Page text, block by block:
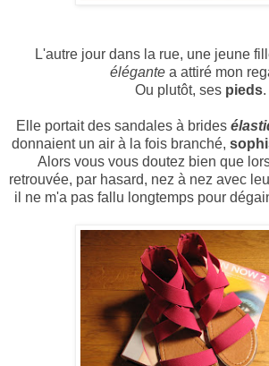
L'autre jour dans la rue, une jeune
élégantea attiré mon
Ou plutôt, ses pieds.
Elle portait des sandales à brides
donnaient un air à la fois branché,
Alors vous vous doutez bien que
retrouvée, par hasard, nez à nez avec
il ne m'a pas fallu longtemps pour